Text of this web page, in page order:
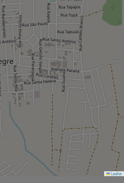
Leaflet